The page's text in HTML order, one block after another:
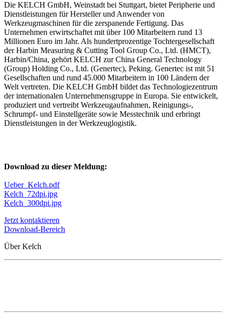
Die KELCH GmbH, Weinstadt bei Stuttgart, bietet Peripherie und
Dienstleistungen für Hersteller und Anwender von
Werkzeugmaschinen für die zerspanende Fertigung. Das
Unternehmen erwirtschaftet mit über 100 Mitarbeitern rund 13
Millionen Euro im Jahr. Als hundertprozentige Tochtergesellschaft
der Harbin Measuring & Cutting Tool Group Co., Ltd. (HMCT),
Harbin/China, gehört KELCH zur China General Technology
(Group) Holding Co., Ltd. (Genertec), Peking. Genertec ist mit 51
Gesellschaften und rund 45.000 Mitarbeitern in 100 Ländern der
Welt vertreten. Die KELCH GmbH bildet das Technologiezentrum
der internationalen Unternehmensgruppe in Europa. Sie entwickelt,
produziert und vertreibt Werkzeugaufnahmen, Reinigungs-,
Schrumpf- und Einstellgeräte sowie Messtechnik und erbringt
Dienstleistungen in der Werkzeuglogistik.
Download zu dieser Meldung:
Ueber_Kelch.pdf
Kelch_72dpi.jpg
Kelch_300dpi.jpg
Jetzt kontaktieren
Download-Bereich
Über Kelch